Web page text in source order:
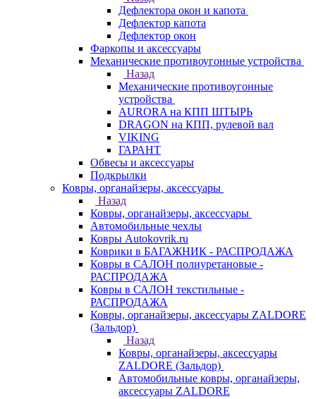
Дефлектора окон и капота
Дефлектор капота
Дефлектор окон
Фаркопы и аксессуары
Механические противоугонные устройства
Назад
Механические противоугонные
устройства
AURORA на КПП ШТЫРЬ
DRAGON на КПП, рулевой вал
VIKING
ГАРАНТ
Обвесы и аксессуары
Подкрылки
Ковры, органайзеры, аксессуары
Назад
Ковры, органайзеры, аксессуары
Автомобильные чехлы
Ковры Autokovrik.ru
Коврики в БАГАЖНИК - РАСПРОДАЖА
Ковры в САЛОН полиуретановые -
РАСПРОДАЖА
Ковры в САЛОН текстильные -
РАСПРОДАЖА
Ковры, органайзеры, аксессуары ZALDORE
(Зальдор)
Назад
Ковры, органайзеры, аксессуары
ZALDORE (Зальдор)
Автомобильные ковры, органайзеры,
аксессуары ZALDORE